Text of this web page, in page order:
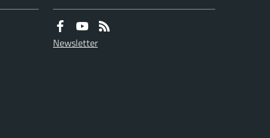
Newsletter